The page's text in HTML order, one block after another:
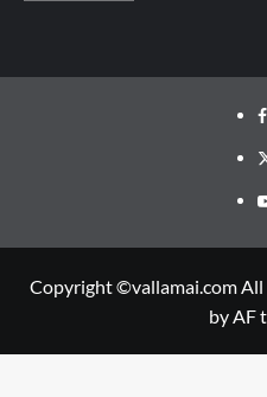
Copyright ©vallamai.com All
by AF